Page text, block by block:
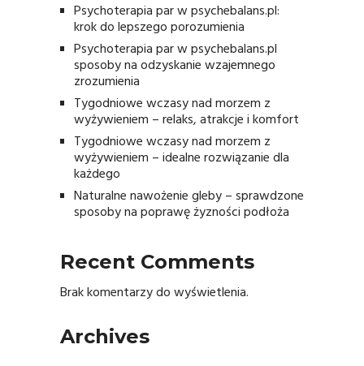
Psychoterapia par w psychebalans.pl:
krok do lepszego porozumienia
Psychoterapia par w psychebalans.pl
sposoby na odzyskanie wzajemnego
zrozumienia
Tygodniowe wczasy nad morzem z
wyżywieniem – relaks, atrakcje i komfort
Tygodniowe wczasy nad morzem z
wyżywieniem – idealne rozwiązanie dla
każdego
Naturalne nawożenie gleby – sprawdzone
sposoby na poprawę żyzności podłoża
Recent Comments
Brak komentarzy do wyświetlenia.
Archives